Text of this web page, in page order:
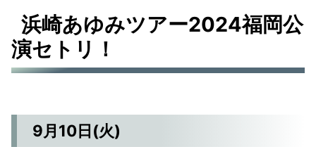
浜崎あゆみツアー2024福岡公
演セトリ！
9月10日(火)